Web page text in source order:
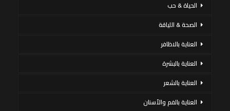
الحياة & حب
الصحة & اللياقة
العناية بالاظافر
العناية بالبشرة
العناية بالشعر
العناية بالفم والأسنان